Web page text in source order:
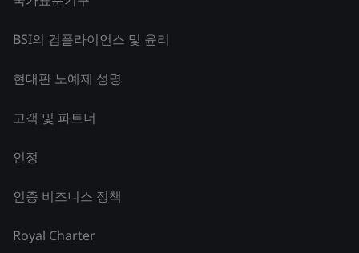
BSI의 컴플라이언스 및 윤리
현대판 노예제 성명
고객 및 파트너
인정
인증 비즈니스 정책
Royal Charter